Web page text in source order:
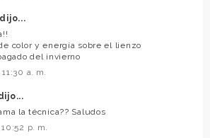
dijo...
color y energía sobre el lienzo
del invierno
a. m.
la técnica?? Saludos
p. m.